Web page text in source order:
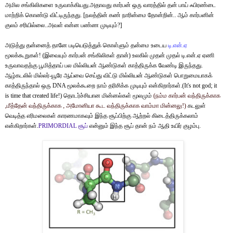
அமில சங்கிலிகளை உருவாக்கியது.அதாவது கார்பன் ஒரு வாரத்தில் தன் பாய் ஃபிரண்டை
மாற்றிக் கொண்டு விட்டிருந்தது. [நலத்தின் கண் நாரின்மை தோன்றின்.. ஆம் கார்பனின்
குலம் சரியில்லை..அவள் என்ன பண்ண முடியும்?]
அடுத்து தன்னைத் தானே படியெடுத்துக் கொள்ளும் தன்மை உடைய டி.என்.ஏ
மூலக்கூறுகள்! (இவையும் கார்பன் சங்கிலிகள் தான்) உலகில் முதன் முதல் டி.என்.ஏ ஏணி
உருவாவதற்கு பூமித்தாய் பல மில்லியன் ஆண்டுகள் காத்திருக்க வேண்டி இருந்தது.
ஆழ்கடலில் மில்லர்-யூரே ஆய்வை செய்து விட்டு மில்லியன் ஆண்டுகள் பொறுமையாகக்
காத்திருந்தால் ஒரு DNA மூலக்கூறை நாம் தரிசிக்க முடியும் என்கிறார்கள்.(It's not god; it
is time that created life!) தொடர்ச்சியான மின்னல்கள் மூலமும் (நம்ம கார்பன் வந்திருக்காக
,மீத்தேன் வந்திருக்காக , அமோனியா கூட வந்திருக்காக வாம்மா மின்னலு!) கடலுள்
வெடித்த எரிமலைகள் காரணமாகவும் இந்த சூப்பிற்கு ஆற்றல் கிடைத்திருக்கலாம்
என்கிறார்கள்.PRIMORDIAL சூப் என்னும் இந்த சூப் தான் நம் ஆதி உயிர் குழம்பு.